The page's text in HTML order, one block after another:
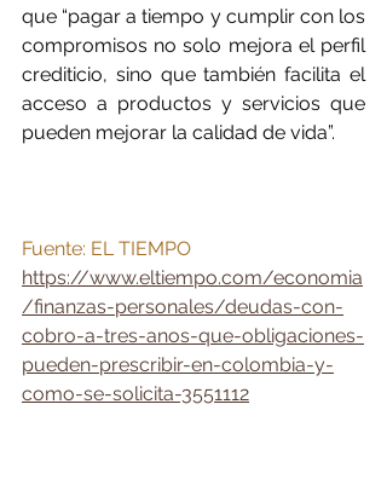
que “pagar a tiempo y cumplir con los
compromisos no solo mejora el perfil
crediticio, sino que también facilita el
acceso a productos y servicios que
pueden mejorar la calidad de vida”.
Fuente: EL TIEMPO
https://www.eltiempo.com/economia
/finanzas-personales/deudas-con-
cobro-a-tres-anos-que-obligaciones-
pueden-prescribir-en-colombia-y-
como-se-solicita-3551112